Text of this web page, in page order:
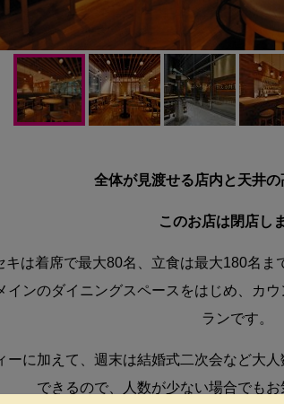
全体が見渡せる店内と天井の
このお店は閉店し
は着席で最大80名、立食は最大180名
ンのダイニングスペースをはじめ、カ
ランです。
に加えて、週末は結婚式二次会など大
できるので、人数が少ない場合でもお